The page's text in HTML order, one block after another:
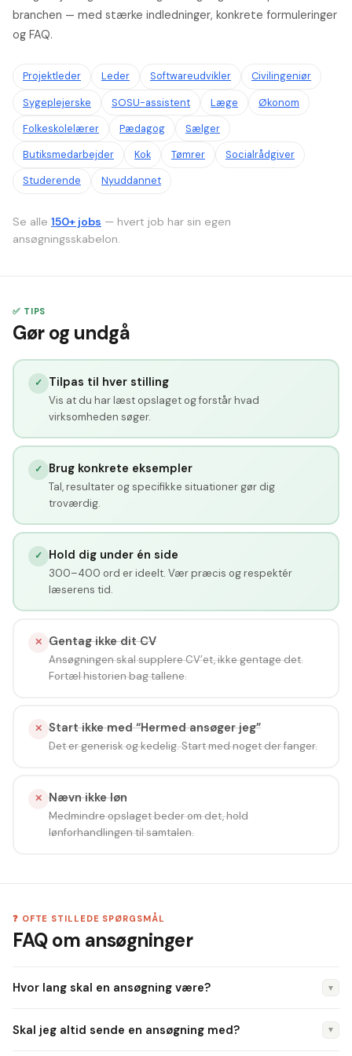
branchen — med stærke indledninger, konkrete formuleringer
og FAQ.
Projektleder Leder Softwareudvikler
Civilingeniør
Sygeplejerske
SOSU-assistent Læge
Økonom
Folkeskolelærer
Pædagog
Sælger
Butiksmedarbejder
Kok Tømrer
Socialrådgiver
Studerende
Nyuddannet
Se alle 150+ jobs — hvert job har sin egen
ansøgningsskabelon.
✅ TIPS
Gør og undgå
✓ Tilpas til hver stilling
Vis at du har læst opslaget og forstår hvad
virksomheden søger.
✓ Brug konkrete eksempler
Tal, resultater og specifikke situationer gør dig
troværdig.
✓ Hold dig under én side
300–400 ord er ideelt. Vær præcis og respektér
læserens tid.
✕ Gentag ikke dit CV
Ansøgningen skal supplere CV’et, ikke gentage det.
Fortæl historien bag tallene.
✕ Start ikke med “Hermed ansøger jeg”
Det er generisk og kedelig. Start med noget der fanger.
✕ Nævn ikke løn
Medmindre opslaget beder om det, hold
lønforhandlingen til samtalen.
❓ OFTE STILLEDE SPØRGSMÅL
FAQ om ansøgninger
Hvor lang skal en ansøgning være? ▼
ord). Rekrutterere har begrænset tid — vær præcis og
Skal jeg altid sende en ansøgning med? ▼